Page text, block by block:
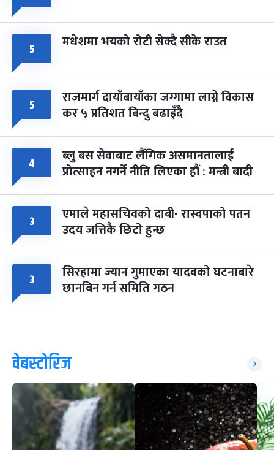
५ मधेशमा भयको रोटी सेक्दै सीके राउत
५ राजमार्ग दायाँबायाँका जग्गामा लाग्ने विकास
कर ५ प्रतिशत बिन्दु बढाइँदै
४ ब्लु बस सेवाबाट लैंगिक असमानतालाई
प्रोत्साहन नगर्ने नीति लिएका हौं : मन्त्री बादी
३ एमाले महासचिवको दाबी- रास्वपाको पतन
उदय जत्तिकै छिटो हुन्छ
३ सिरहामा ज्यान गुमाएका यादवको घटनाबारे
छानबिन गर्न समिति गठन
वेबस्टोरिज